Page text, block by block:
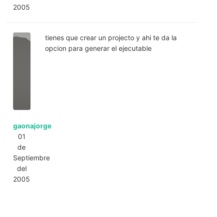
2005
gaonajorge
01
de
Septiembre
del
2005
tienes que crear un projecto y ahi te da la
opcion para generar el ejecutable